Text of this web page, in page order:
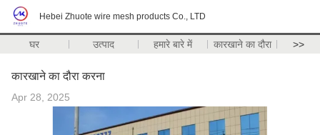
Hebei Zhuote wire mesh products Co., LTD
घर उत्पाद हमारे बारे में कारखाने का दौरा >>
कारखाने का दौरा करना
Apr 28, 2025